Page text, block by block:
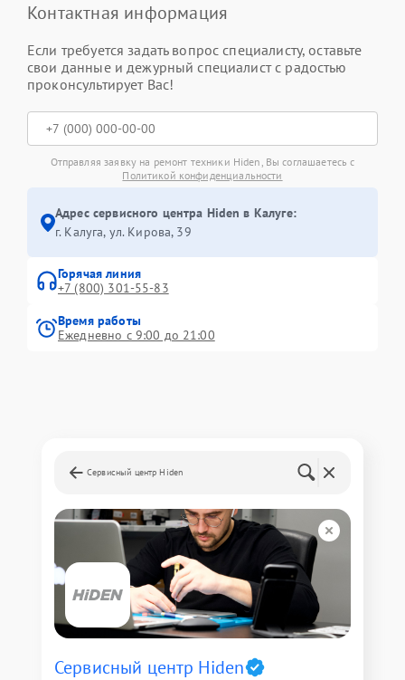
Контактная информация
Если требуется задать вопрос специалисту, оставьте
свои данные и дежурный специалист с радостью
проконсультирует Вас!
Отправляя заявку на ремонт техники Hiden, Вы соглашаетесь с
Политикой конфиденциальности
Адрес сервисного центра Hiden в Калуге:
г. Калуга, ул. Кирова, 39
Горячая линия
+7 (800) 301-55-83
Время работы
Ежедневно с 9:00 до 21:00
Сервисный центр Hiden
Сервисный центр Hiden